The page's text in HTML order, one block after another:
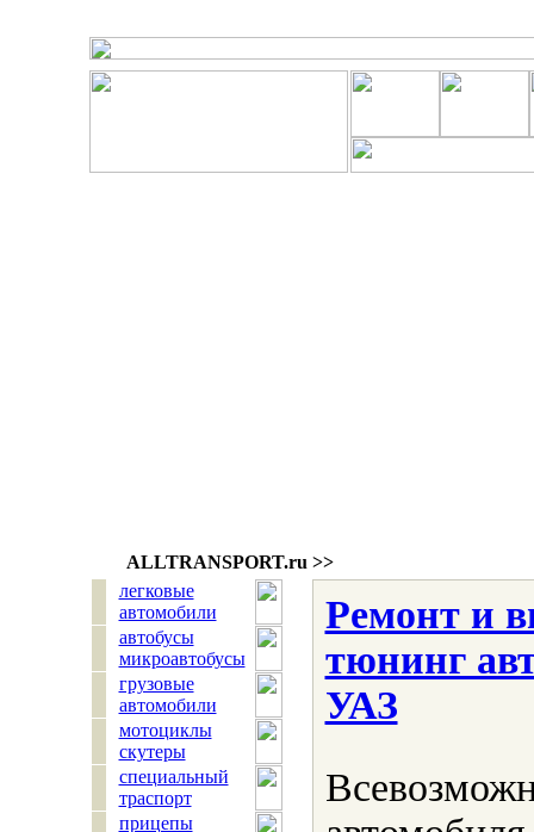
ALLTRANSPORT.ru >>
легковые
автомобили
автобусы
микроавтобусы
грузовые
автомобили
мотоциклы
скутеры
специальный
траспорт
прицепы
Ремонт и
тюнинг
УАЗ